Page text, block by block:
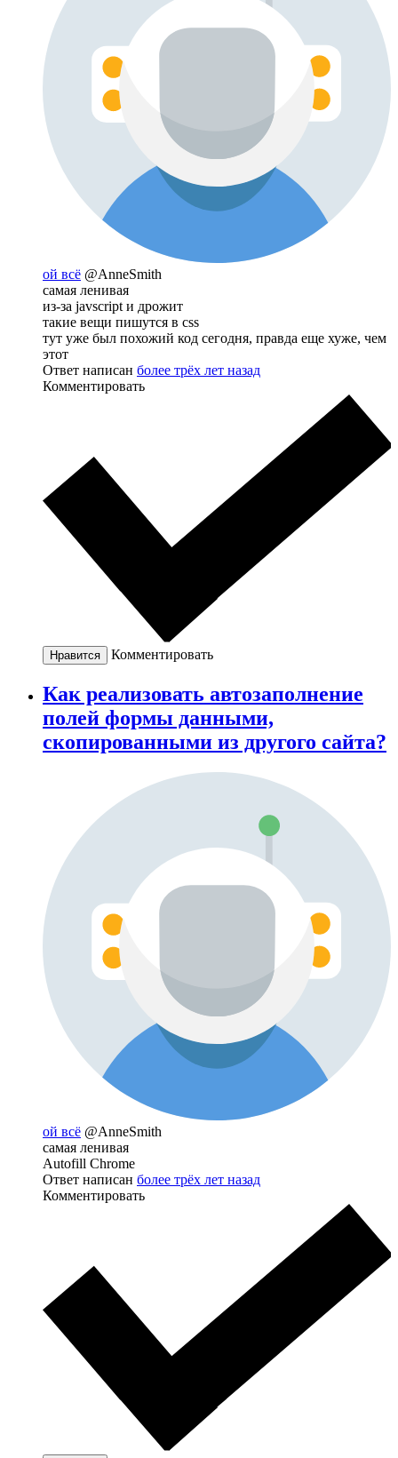
ой всё @AnneSmith
самая ленивая
из-за javscript и дрожит
такие вещи пишутся в css
тут уже был похожий код сегодня, правда еще хуже, чем
этот
Ответ написан более трёх лет назад
Комментировать
Нравится Комментировать
Как реализовать автозаполнение
полей формы данными,
скопированными из другого сайта?
ой всё @AnneSmith
самая ленивая
Autofill Chrome
Ответ написан более трёх лет назад
Комментировать